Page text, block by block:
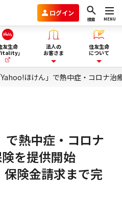
ログイン
検索 MENU
ぶ
友生命
」
法人の
お客さま
住友生命
について
Yahoo!ほけん」で熱中症・コロナ
で熱中症・コロナ
を提供開始
険金請求まで完